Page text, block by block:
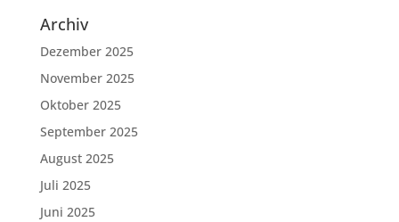
Archiv
Dezember 2025
November 2025
Oktober 2025
September 2025
August 2025
Juli 2025
Juni 2025